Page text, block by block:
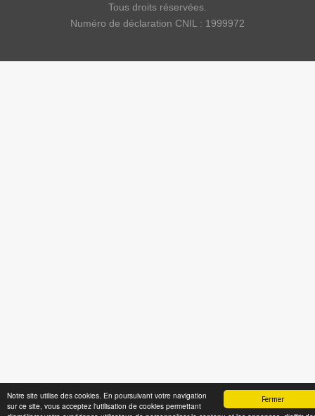
Fermer
Notre site utilise des cookies. En poursuivant votre navigation
sur ce site, vous acceptez l'utilisation de cookies permettant
Tous droits réservées.
Numéro de déclaration CNIL : 1999972